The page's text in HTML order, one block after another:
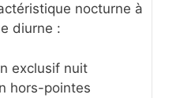
nocturne à
diurne :
exclusif nuit
hors-pointes